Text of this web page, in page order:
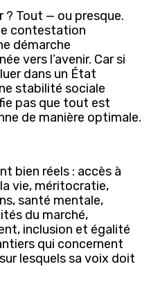
? Tout — ou presque.
contestation
démarche
vers l’avenir. Car si
dans un État
stabilité sociale
pas que tout est
de manière optimale.
bien réels : accès à
vie, méritocratie,
santé mentale,
du marché,
inclusion et égalité
qui concernent
lesquels sa voix doit